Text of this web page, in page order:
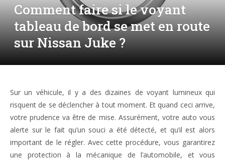
Comment faire si le voyant
tableau de bord se met en route
sur Nissan Juke ?
Sur un véhicule, il y a des dizaines de voyant lumineux qui
risquent de se déclencher à tout moment. Et quand ceci arrive,
votre prudence va être de mise. Assurément, votre auto vous
alerte sur le fait qu’un souci a été détecté, et qu’il est alors
important de le régler. Avec cette procédure, vous garantirez
une protection à la mécanique de l’automobile, et vous